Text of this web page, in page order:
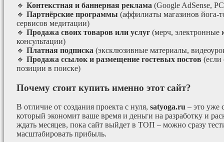
🔹 Контекстная и баннерная реклама (Google AdSense,
🔹 Партнёрские программы (аффилиаты магазинов йога-
сервисов медитации)
🔹 Продажа своих товаров или услуг (мерч, электронные
консультации)
🔹 Платная подписка (эксклюзивные материалы,
🔹 Продажа ссылок и размещение гостевых постов (если
позиции в поиске)
Почему стоит купить именно этот сайт?
В отличие от создания проекта с нуля, satyoga.ru – это уже
который экономит ваше время и деньги на разработку и
ждать месяцев, пока сайт выйдет в ТОП – можно сразу
масштабировать прибыль.